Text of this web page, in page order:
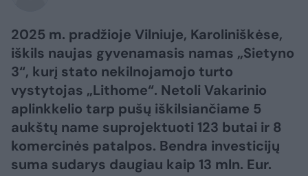
2025 m. pradžioje Vilniuje, Karoliniškėse,
iškils naujas gyvenamasis namas „Sietyno
3“, kurį stato nekilnojamojo turto
vystytojas „Lithome“. Netoli Vakarinio
aplinkkelio tarp pušų iškilsiančiame 5
aukštų name suprojektuoti 123 butai ir 8
komercinės patalpos. Bendra investicijų
suma sudarys daugiau kaip 13 mln. Eur.